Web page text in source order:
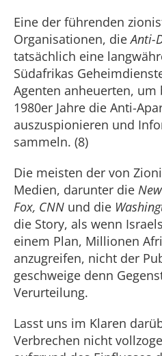
Eine der führenden
Organisationen, dieAnti-
tatsächlich eine
Südafrikas
Agenten anheuerten, um
1980er Jahre die Anti-
auszuspionieren und
sammeln. (8)
Die meisten der von
Medien, darunter die
Fox, CNN und die
die Story, als wenn
einem Plan, Millionen
anzugreifen, nicht der
geschweige denn
Verurteilung.
Lasst uns im Klaren
Verbrechen nicht